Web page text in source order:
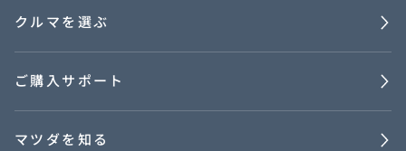
クルマを選ぶ
ご購入サポート
マツダを知る